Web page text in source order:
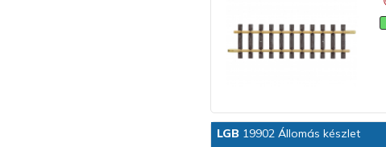
LGB 19902 Állomás készlet